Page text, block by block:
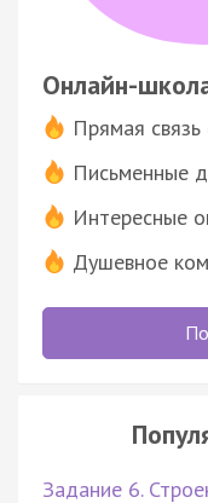
Онлайн-
Прямая
Письменные
Интересные
Душевное
Задание 6.